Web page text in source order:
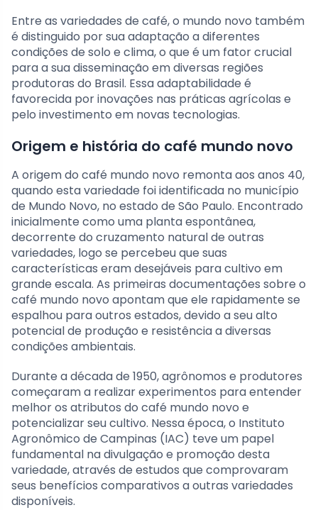
Entre as variedades de café, o mundo novo também
é distinguido por sua adaptação a diferentes
condições de solo e clima, o que é um fator crucial
para a sua disseminação em diversas regiões
produtoras do Brasil. Essa adaptabilidade é
favorecida por inovações nas práticas agrícolas e
pelo investimento em novas tecnologias.
Origem e história do café mundo novo
A origem do café mundo novo remonta aos anos 40,
quando esta variedade foi identificada no município
de Mundo Novo, no estado de São Paulo. Encontrado
inicialmente como uma planta espontânea,
decorrente do cruzamento natural de outras
variedades, logo se percebeu que suas
características eram desejáveis para cultivo em
grande escala. As primeiras documentações sobre o
café mundo novo apontam que ele rapidamente se
espalhou para outros estados, devido a seu alto
potencial de produção e resistência a diversas
condições ambientais.
Durante a década de 1950, agrônomos e produtores
começaram a realizar experimentos para entender
melhor os atributos do café mundo novo e
potencializar seu cultivo. Nessa época, o Instituto
Agronômico de Campinas (IAC) teve um papel
fundamental na divulgação e promoção desta
variedade, através de estudos que comprovaram
seus benefícios comparativos a outras variedades
disponíveis.